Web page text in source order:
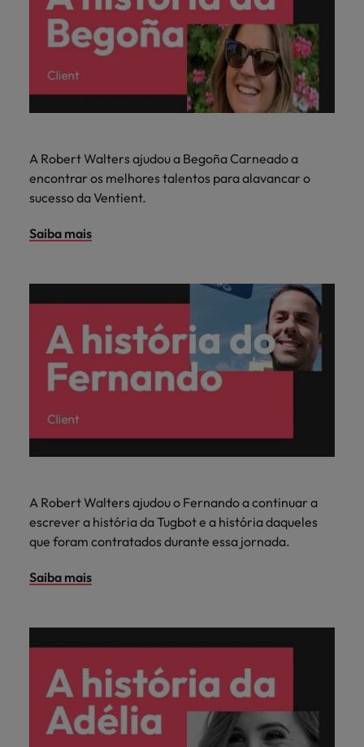
A Robert Walters ajudou a Begoña Carneado a
encontrar os melhores talentos para alavancar o
sucesso da Ventient.
Saiba mais
A Robert Walters ajudou o Fernando a continuar a
escrever a história da Tugbot e a história daqueles
que foram contratados durante essa jornada.
Saiba mais